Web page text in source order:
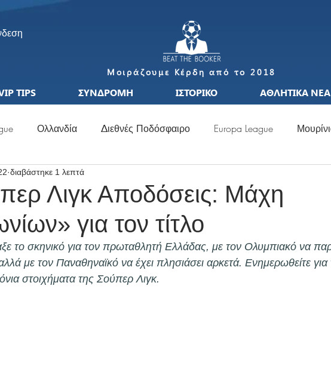
Μοιράζουμε Κέρδη από το 2018
TIPS ΣΥΝΔΡΟΜΗ ΙΣΤΟΡΙΚΟ ΑΘΛΗΤΙΚΑ ΝΕΑ
Ολλανδία Διεθνές Ποδόσφαιρο Europa League
MLS Μεταγραφές
Euro Μέσσι Μουντιάλ Ελλάδα
Κριστιάνο Ρονάλντο Κόνφερενς Λιγκ UEFA Ρονάλντο
Λιγκ Αποδόσεις: Μάχη
για τον τίτλο
διαβάστηκε 1 λεπτά
το σκηνικό για τον πρωταθλητή Ελλάδας, με τον Ολυμπιακό να
με τον Παναθηναϊκό να έχει πλησιάσει αρκετά. Ενημερωθείτε για
στοιχήματα της Σούπερ Λιγκ.